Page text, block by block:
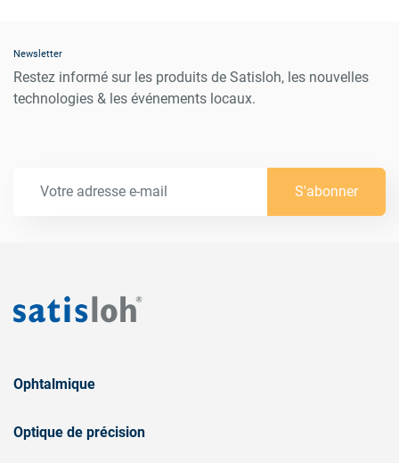
Newsletter
Restez informé sur les produits de Satisloh, les nouvelles
technologies & les événements locaux.
S'abonner
Ophtalmique
Optique de précision